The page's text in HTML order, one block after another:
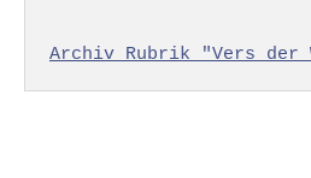
Archiv Rubrik "Vers der